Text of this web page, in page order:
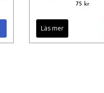
75 kr
Läs mer